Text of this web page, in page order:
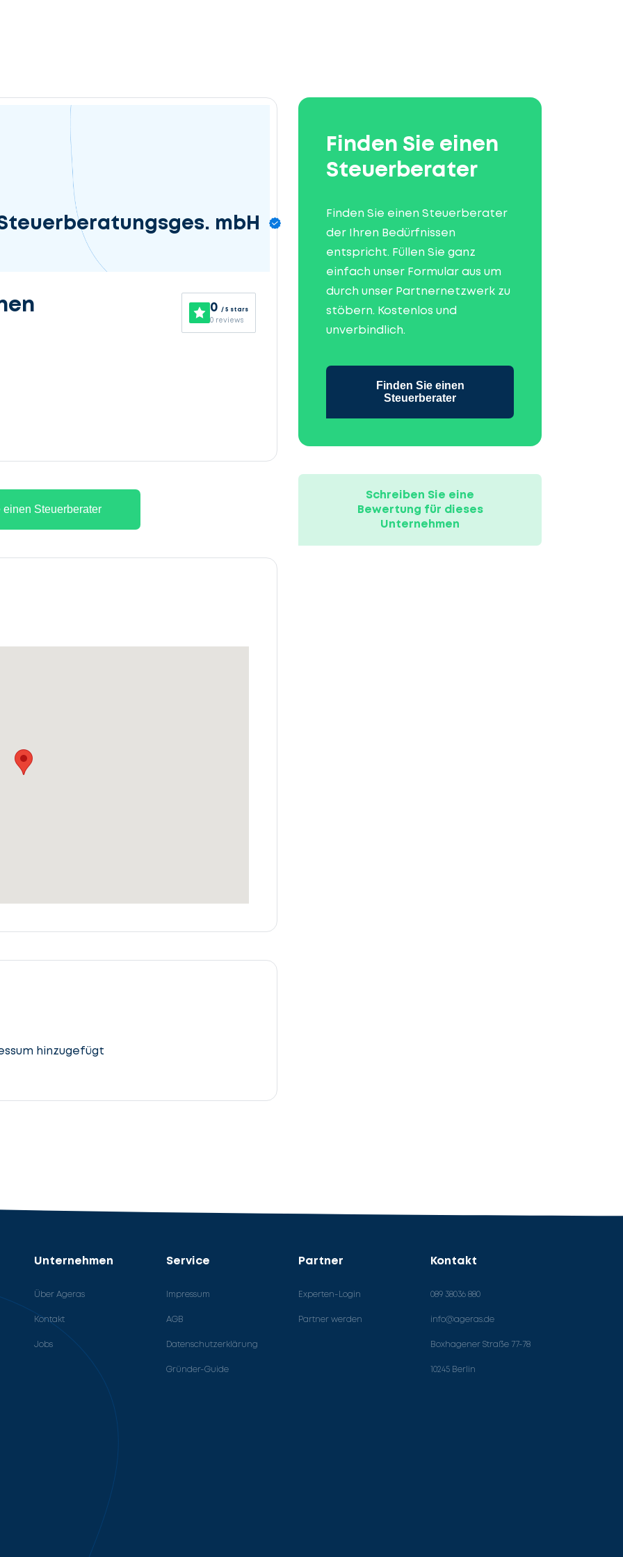
mbH
0 / 5 stars
0 reviews
einen Steuerberater
hinzugefügt
Finden Sie einen
Steuerberater
Finden Sie einen Steuerberater
der Ihren Bedürfnissen
entspricht. Füllen Sie ganz
einfach unser Formular aus um
durch unser Partnernetzwerk zu
stöbern. Kostenlos und
unverbindlich.
Finden Sie einen
Steuerberater
Schreiben Sie eine
Bewertung für dieses
Unternehmen
Unternehmen
Über Ageras
Kontakt
Jobs
Service
Impressum
AGB
Datenschutzerklärung
Gründer-Guide
Partner
Experten-Login
Partner werden
Kontakt
089 38036 880
info@ageras.de
Boxhagener Straße 77-78
10245 Berlin